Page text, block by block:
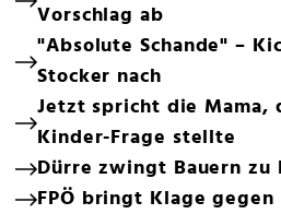
Vorschlag ab
"Absolute Schande" –
Stocker nach
Jetzt spricht die Mama,
Kinder-Frage stellte
Dürre zwingt Bauern zu
FPÖ bringt Klage gegen